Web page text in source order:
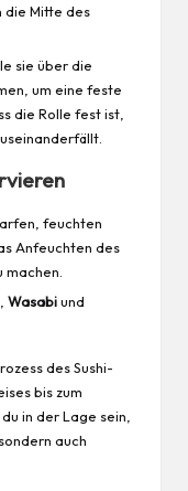
die Mitte des
sie über die
um eine feste
die Rolle fest ist,
feuchten
Anfeuchten des
Wasabiund
des Sushi-
bis zum
in der Lage sein,
auch